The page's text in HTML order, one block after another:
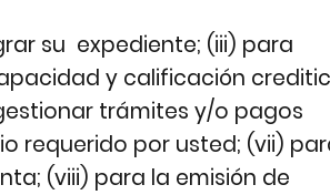
su expediente; (iii) para
y calificación
trámites y/o pagos
requerido por usted; (vii)
(viii) para la emisión de